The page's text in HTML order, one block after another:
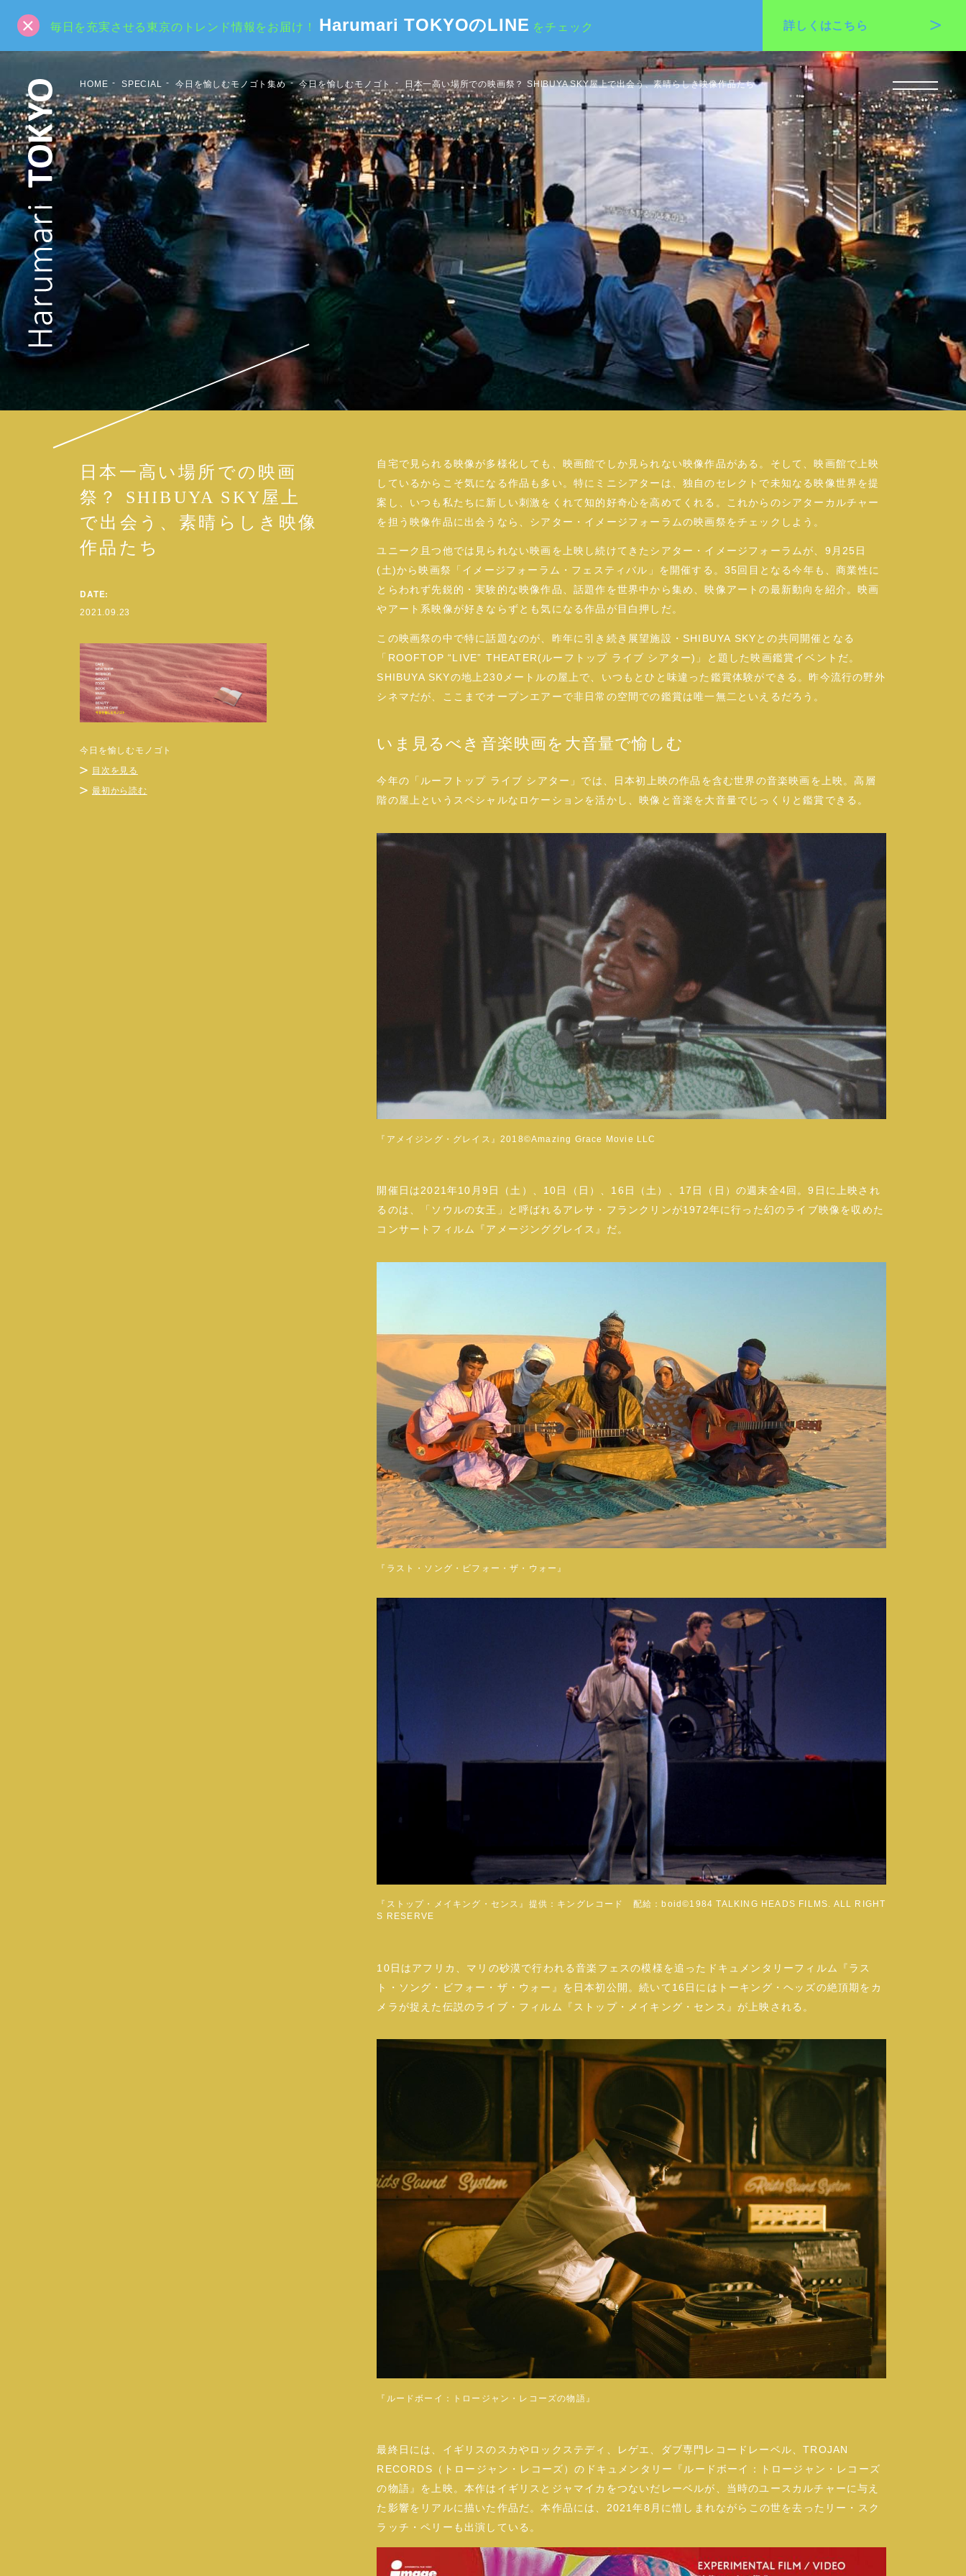
毎日を充実させる東京のトレンド情報をお届け！ Harumari TOKYOのLINE をチェック 詳しくはこちら
HOME SPECIAL 今日を愉しむモノゴト集め 今日を愉しむモノゴト 日本一高い場所での映画祭？ SHIBUYA SKY屋上で出会う、素晴らしき映像作品たち
日本一高い場所での映画
祭？ SHIBUYA SKY屋上
で出会う、素晴らしき映像
作品たち
DATE:
2021.09.23
今日を愉しむモノゴト
目次を見る
最初から読む
自宅で見られる映像が多様化しても、映画館でしか見られない映像作品がある。そして、映画館で上映
しているからこそ気になる作品も多い。特にミニシアターは、独自のセレクトで未知なる映像世界を提
案し、いつも私たちに新しい刺激をくれて知的好奇心を高めてくれる。これからのシアターカルチャー
を担う映像作品に出会うなら、シアター・イメージフォーラムの映画祭をチェックしよう。
ユニーク且つ他では見られない映画を上映し続けてきたシアター・イメージフォーラムが、9月25日
(土)から映画祭「イメージフォーラム・フェスティバル」を開催する。35回目となる今年も、商業性に
とらわれず先鋭的・実験的な映像作品、話題作を世界中から集め、映像アートの最新動向を紹介。映画
やアート系映像が好きならずとも気になる作品が目白押しだ。
この映画祭の中で特に話題なのが、昨年に引き続き展望施設・SHIBUYA SKYとの共同開催となる
「ROOFTOP “LIVE” THEATER(ルーフトップ ライブ シアター)」と題した映画鑑賞イベントだ。
SHIBUYA SKYの地上230メートルの屋上で、いつもとひと味違った鑑賞体験ができる。昨今流行の野外
シネマだが、ここまでオープンエアーで非日常の空間での鑑賞は唯一無二といえるだろう。
いま見るべき音楽映画を大音量で愉しむ
今年の「ルーフトップ ライブ シアター」では、日本初上映の作品を含む世界の音楽映画を上映。高層
階の屋上というスペシャルなロケーションを活かし、映像と音楽を大音量でじっくりと鑑賞できる。
『アメイジング・グレイス』2018©Amazing Grace Movie LLC
開催日は2021年10月9日（土）、10日（日）、16日（土）、17日（日）の週末全4回。9日に上映され
るのは、「ソウルの女王」と呼ばれるアレサ・フランクリンが1972年に行った幻のライブ映像を収めた
コンサートフィルム『アメージンググレイス』だ。
『ラスト・ソング・ビフォー・ザ・ウォー』
『ストップ・メイキング・センス』提供：キングレコード 配給：boid©1984 TALKING HEADS FILMS. ALL RIGHT
S RESERVE
10日はアフリカ、マリの砂漠で行われる音楽フェスの模様を追ったドキュメンタリーフィルム『ラス
ト・ソング・ビフォー・ザ・ウォー』を日本初公開。続いて16日にはトーキング・ヘッズの絶頂期をカ
メラが捉えた伝説のライブ・フィルム『ストップ・メイキング・センス』が上映される。
『ルードボーイ：トロージャン・レコーズの物語』
最終日には、イギリスのスカやロックステディ、レゲエ、ダブ専門レコードレーベル、TROJAN
RECORDS（トロージャン・レコーズ）のドキュメンタリー『ルードボーイ：トロージャン・レコーズ
の物語』を上映。本作はイギリスとジャマイカをつないだレーベルが、当時のユースカルチャーに与え
た影響をリアルに描いた作品だ。本作品には、2021年8月に惜しまれながらこの世を去ったリー・スク
ラッチ・ペリーも出演している。